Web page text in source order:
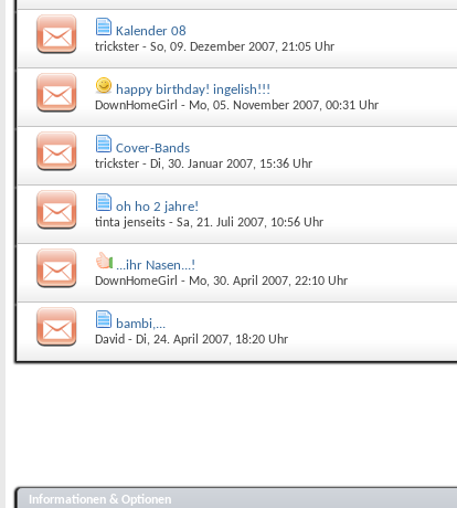
Kalender 08
trickster - So, 09. Dezember 2007, 21:05 Uhr
happy birthday! ingelish!!!
DownHomeGirl - Mo, 05. November 2007, 00:31 Uhr
Cover-Bands
trickster - Di, 30. Januar 2007, 15:36 Uhr
oh ho 2 jahre!
tinta jenseits - Sa, 21. Juli 2007, 10:56 Uhr
...ihr Nasen...!
DownHomeGirl - Mo, 30. April 2007, 22:10 Uhr
bambi,...
David - Di, 24. April 2007, 18:20 Uhr
Informationen & Optionen